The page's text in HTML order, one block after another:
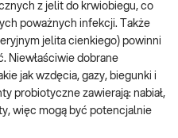
z jelit do krwiobiegu, co
poważnych infekcji. Także
jelita cienkiego) powinni
Niewłaściwie dobrane
jak wzdęcia, gazy, biegunki i
probiotyczne zawierają: nabiał,
więc mogą być potencjalnie